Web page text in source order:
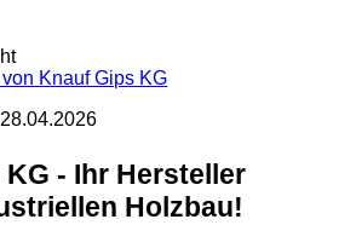
Knauf Gips KG
28.04.2026
- Ihr Hersteller
Holzbau!